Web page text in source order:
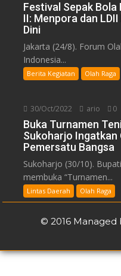
Festival Sepak Bola
II: Menpora dan
Dini
Jakarta (24/8). Forum
Indonesia...
Berita Kegiatan Olah Raga
30/Oct/2022 ario 0
Buka Turnamen
Sukoharjo Ingatkan
Pemersatu Bangsa
Sukoharjo (30/10).
membuka “Turnamen...
Lintas Daerah Olah Raga
© 2016 Managed